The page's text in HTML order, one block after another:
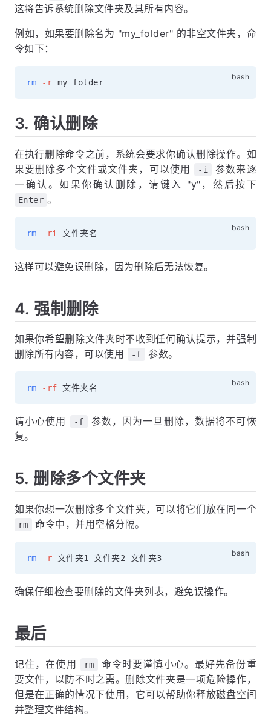
这将告诉系统删除文件夹及其所有内容。
例如，如果要删除名为 "my_folder" 的非空文件夹，命
令如下：
rm -r
3. 确认删除
在执行删除命令之前，系统会要求你确认删除操作。如
果要删除多个文件或文件夹，可以使用
-i
参数来逐
一确认。如果你确认删除，请键入 "y"，然后按下
Enter 。
rm -ri
这样可以避免误删除，因为删除后无法恢复。
4. 强制删除
如果你希望删除文件夹时不收到任何确认提示，并强制
删除所有内容，可以使用
-f 参数。
rm -rf
请小心使用 -f
参数，因为一旦删除，数据将不可恢
复。
5. 删除多个文件夹
如果你想一次删除多个文件夹，可以将它们放在同一个
rm 命令中，并用空格分隔。
rm -r
确保仔细检查要删除的文件夹列表，避免误操作。
最后
记住，在使用 rm
命令时要谨慎小心。最好先备份重
要文件，以防不时之需。删除文件夹是一项危险操作，
但是在正确的情况下使用，它可以帮助你释放磁盘空间
并整理文件结构。